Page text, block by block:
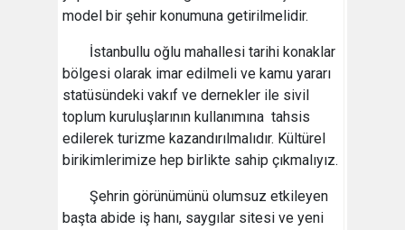
model bir şehir konumuna getirilmelidir.
İstanbullu oğlu mahallesi tarihi konaklar
bölgesi olarak imar edilmeli ve kamu yararı
statüsündeki vakıf ve dernekler ile sivil
toplum kuruluşlarının kullanımına tahsis
edilerek turizme kazandırılmalıdır. Kültürel
birikimlerimize hep birlikte sahip çıkmalıyız.
Şehrin görünümünü olumsuz etkileyen
başta abide iş hanı, saygılar sitesi ve yeni